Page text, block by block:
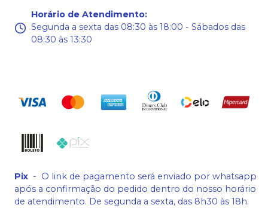
Horário de Atendimento:
Segunda a sexta das 08:30 às 18:00 - Sábados das
08:30 às 13:30
Pix - O link de pagamento será enviado por whatsapp
após a confirmação do pedido dentro do nosso horário
de atendimento. De segunda a sexta, das 8h30 às 18h.